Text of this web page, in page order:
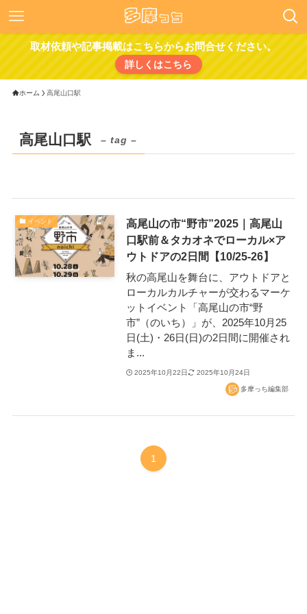
取材依頼や記事掲載はこちらからお問合せください。
詳しくはこちら
ホーム 高尾山口駅
高尾山口駅 – tag –
イベント
高尾山の市“野市”2025｜高尾山
口駅前＆タカオネでローカル×ア
ウトドアの2日間【10/25-26】
秋の高尾山を舞台に、アウトドアと
ローカルカルチャーが交わるマーケ
ットイベント「高尾山の市“野
市”（のいち）」が、2025年10月25
日(土)・26日(日)の2日間に開催され
ま...
2025年10月22日 2025年10月24日
多摩っち編集部
1